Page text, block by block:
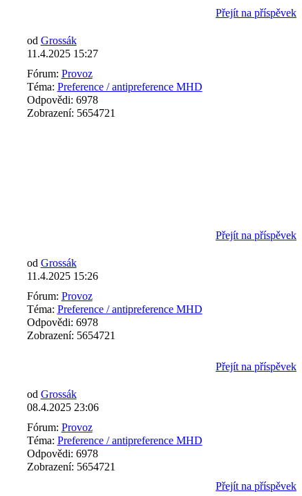
Přejít na příspěvek
od Grossák
11.4.2025 15:27
Fórum: Provoz
Téma: Preference / antipreference MHD
Odpovědi: 6978
Zobrazení: 5654721
Přejít na příspěvek
od Grossák
11.4.2025 15:26
Fórum: Provoz
Téma: Preference / antipreference MHD
Odpovědi: 6978
Zobrazení: 5654721
Přejít na příspěvek
od Grossák
08.4.2025 23:06
Fórum: Provoz
Téma: Preference / antipreference MHD
Odpovědi: 6978
Zobrazení: 5654721
Přejít na příspěvek